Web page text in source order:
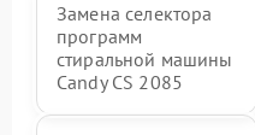
Замена селектора
программ
стиральной машины
Candy CS 2085